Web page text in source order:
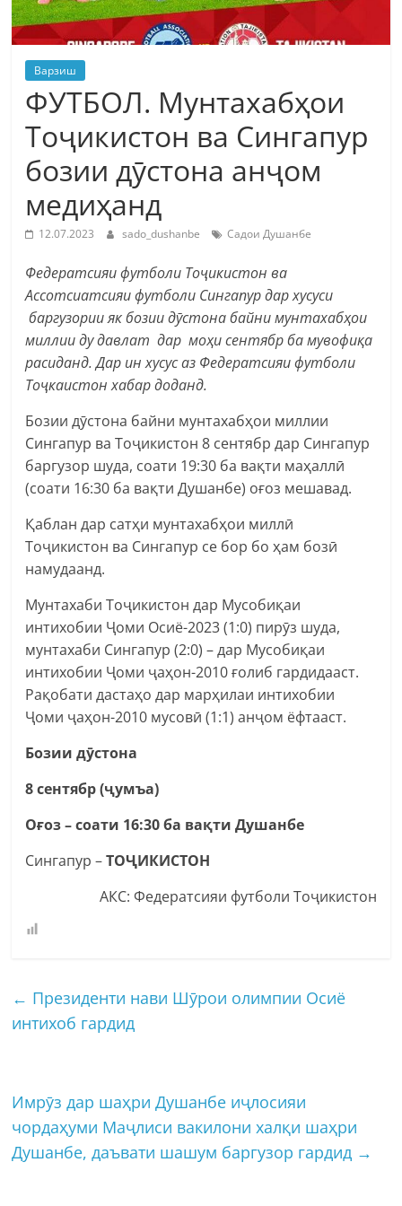
Варзиш
ФУТБОЛ. Мунтахабҳои
Тоҷикистон ва Сингапур
бозии дӯстона анҷом
медиҳанд
12.07.2023 sado_dushanbe Садои Душанбе
Федератсияи футболи Тоҷикистон ва
Ассотсиатсияи футболи Сингапур дар хусуси
баргузории як бозии дӯстона байни мунтахабҳои
миллии ду давлат дар моҳи сентябр ба мувофиқа
расиданд. Дар ин хусус аз Федератсияи футболи
Тоҷкаистон хабар доданд.
Бозии дӯстона байни мунтахабҳои миллии
Сингапур ва Тоҷикистон 8 сентябр дар Сингапур
баргузор шуда, соати 19:30 ба вақти маҳаллӣ
(соати 16:30 ба вақти Душанбе) оғоз мешавад.
Қаблан дар сатҳи мунтахабҳои миллӣ
Тоҷикистон ва Сингапур се бор бо ҳам бозӣ
намудаанд.
Мунтахаби Тоҷикистон дар Мусобиқаи
интихобии Ҷоми Осиё-2023 (1:0) пирӯз шуда,
мунтахаби Сингапур (2:0) – дар Мусобиқаи
интихобии Ҷоми ҷаҳон-2010 ғолиб гардидааст.
Рақобати дастаҳо дар марҳилаи интихобии
Ҷоми ҷаҳон-2010 мусовӣ (1:1) анҷом ёфтааст.
Бозии дӯстона
8 сентябр (ҷумъа)
Оғоз – соати 16:30 ба вақти Душанбе
Сингапур –ТОҶИКИСТОН
АКС: Федератсияи футболи Тоҷикистон
← Президенти нави Шӯрои олимпии Осиё
интихоб гардид
Имрӯз дар шаҳри Душанбе иҷлосияи
чордаҳуми Маҷлиси вакилони халқи шаҳри
Душанбе, даъвати шашум баргузор гардид →